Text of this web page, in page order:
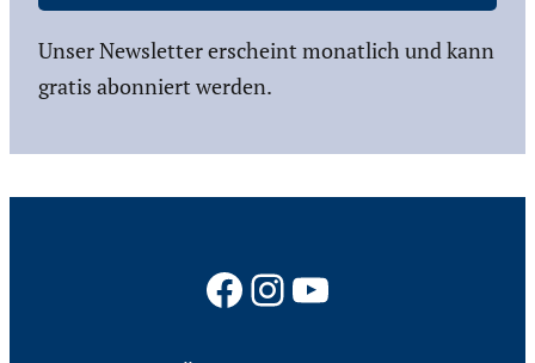
Unser Newsletter erscheint monatlich und kann
gratis abonniert werden.
Facebook
Instagram
YouTube